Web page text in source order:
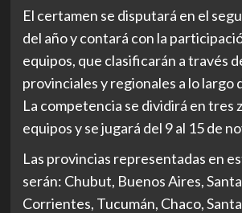
El certamen se disputará en el
del año y contará con la
equipos, que clasificarán a través
provinciales y regionales a lo largo
La competencia se dividirá en tres
equipos y se jugará del 9 al 15 de
Las provincias representadas en
serán: Chubut, Buenos Aires,
Corrientes, Tucumán, Chaco,